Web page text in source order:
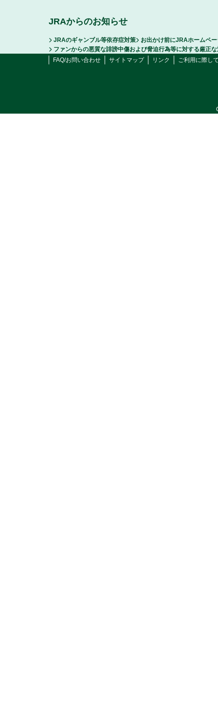
JRAからのお知らせ
JRAのギャンブル等依存症対策
お出かけ前にJRAホームペ
ファンからの悪質な誹謗中傷および脅迫行為等に対する厳正
FAQ/お問い合わせ
サイトマップ リンク ご利用に際し